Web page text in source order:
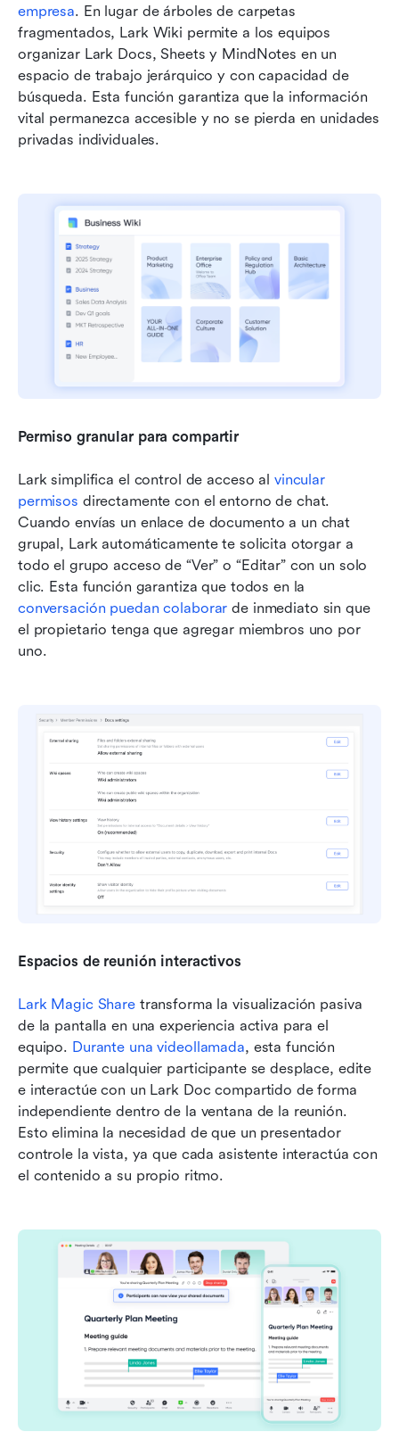
empresa. En lugar de árboles de carpetas
fragmentados, Lark Wiki permite a los equipos
organizar Lark Docs, Sheets y MindNotes en un
espacio de trabajo jerárquico y con capacidad de
búsqueda. Esta función garantiza que la información
vital permanezca accesible y no se pierda en unidades
privadas individuales.
Permiso granular para compartir
Lark simplifica el control de acceso al vincular
permisos directamente con el entorno de chat.
Cuando envías un enlace de documento a un chat
grupal, Lark automáticamente te solicita otorgar a
todo el grupo acceso de “Ver” o “Editar” con un solo
conversación puedan colaborar de inmediato sin que
el propietario tenga que agregar miembros uno por
uno.
Espacios de reunión interactivos
Lark Magic Share transforma la visualización pasiva
de la pantalla en una experiencia activa para el
equipo. Durante una videollamada, esta función
permite que cualquier participante se desplace, edite
e interactúe con un Lark Doc compartido de forma
independiente dentro de la ventana de la reunión.
Esto elimina la necesidad de que un presentador
controle la vista, ya que cada asistente interactúa con
el contenido a su propio ritmo.